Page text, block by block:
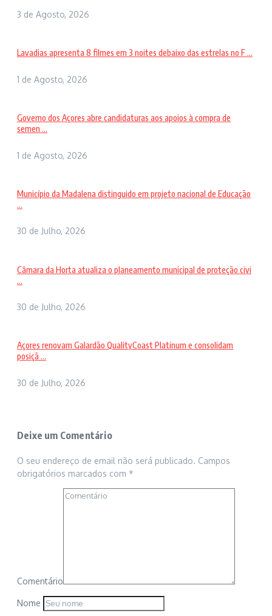
3 de Agosto, 2026
Lavadias apresenta 8 filmes em 3 noites debaixo das estrelas no F ...
1 de Agosto, 2026
Governo dos Açores abre candidaturas aos apoios à compra de
semen ...
1 de Agosto, 2026
Município da Madalena distinguido em projeto nacional de Educação
...
30 de Julho, 2026
Câmara da Horta atualiza o planeamento municipal de proteção civi
...
30 de Julho, 2026
Açores renovam Galardão QualityCoast Platinum e consolidam
posiçã ...
30 de Julho, 2026
Deixe um Comentário
O seu endereço de email não será publicado. Campos
obrigatórios marcados com *
Comentário
Nome